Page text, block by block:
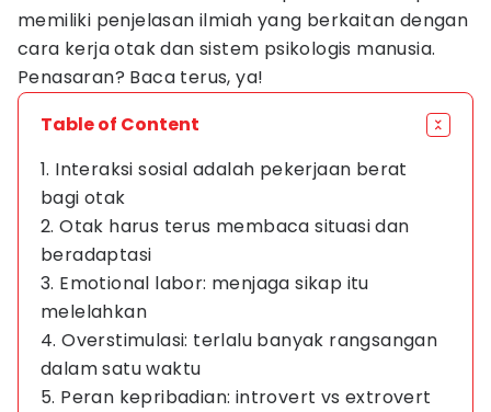
memiliki penjelasan ilmiah yang berkaitan dengan
cara kerja otak dan sistem psikologis manusia.
Penasaran? Baca terus, ya!
Table of Content
1. Interaksi sosial adalah pekerjaan berat
bagi otak
2. Otak harus terus membaca situasi dan
beradaptasi
3. Emotional labor: menjaga sikap itu
melelahkan
4. Overstimulasi: terlalu banyak rangsangan
dalam satu waktu
5. Peran kepribadian: introvert vs extrovert